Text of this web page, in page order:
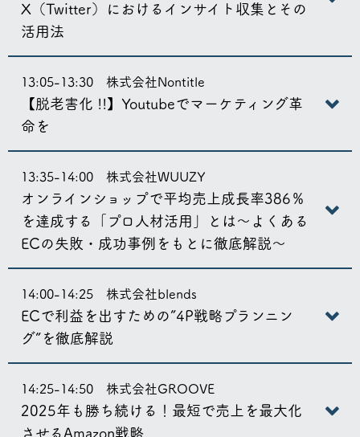
X（Twitter）におけるインサイト収集とその
活用法
13:05-13:30 株式会社Nontitle
【脱老害化 !!】Youtubeでマーケティング革
命を
13:35-14:00 株式会社WUUZY
オンラインショップで平均売上成長率386％
を達成する「プロ人材活用」とは〜よくある
ECの失敗・成功事例をもとに徹底解説〜
14:00-14:25 株式会社blends
ECで利益を出すための”4P戦略プランニン
グ”を徹底解説
14:25-14:50 株式会社GROOVE
2025年も勝ち続ける！最短で売上を最大化
させるAmazon戦略